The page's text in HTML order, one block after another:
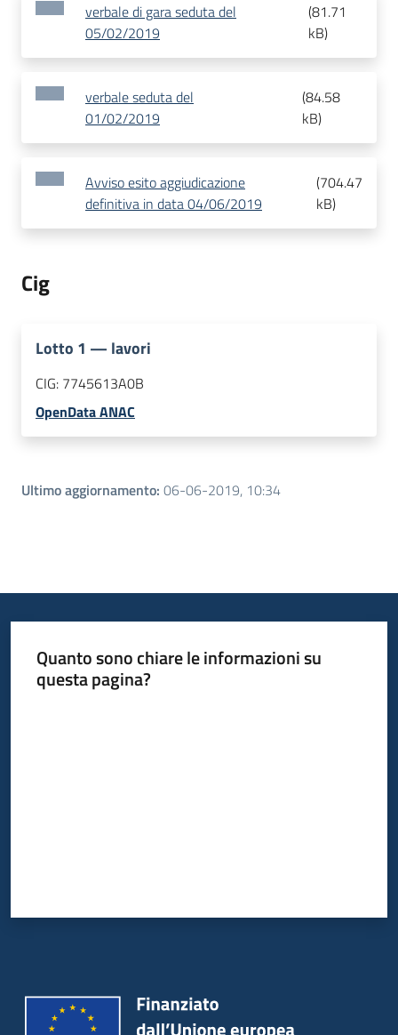
verbale di gara seduta del
05/02/2019
(81.71
kB)
verbale seduta del
01/02/2019
(84.58
kB)
Avviso esito aggiudicazione
definitiva in data 04/06/2019
(704.47
kB)
Cig
Lotto 1 — lavori
CIG: 7745613A0B
OpenData ANAC
Ultimo aggiornamento: 06-06-2019, 10:34
Quanto sono chiare le informazioni su
questa pagina?